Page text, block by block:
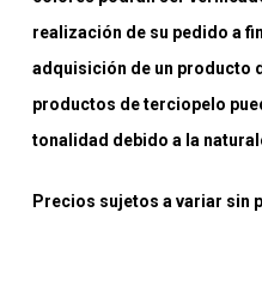
realización de su pedido a
adquisición de un producto
productos de terciopelo
tonalidad debido a la
Precios sujetos a variar sin